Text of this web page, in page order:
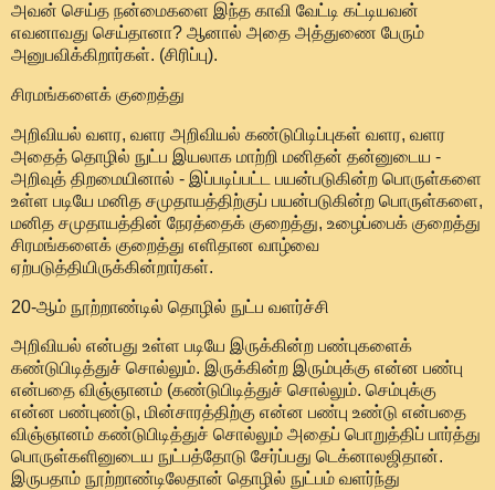
அவன் செய்த நன்மைகளை இந்த காவி வேட்டி கட்டியவன்
எவனாவது செய்தானா? ஆனால் அதை அத்துணை பேரும்
அனுபவிக்கிறார்கள். (சிரிப்பு).
சிரமங்களைக் குறைத்து
அறிவியல் வளர, வளர அறிவியல் கண்டுபிடிப்புகள் வளர, வளர
அதைத் தொழில் நுட்ப இயலாக மாற்றி மனிதன் தன்னுடைய -
அறிவுத் திறமையினால் - இப்படிப்பட்ட பயன்படுகின்ற பொருள்களை
உள்ள படியே மனித சமுதாயத்திற்குப் பயன்படுகின்ற பொருள்களை,
மனித சமுதாயத்தின் நேரத்தைக் குறைத்து, உழைப்பைக் குறைத்து
சிரமங்களைக் குறைத்து எளிதான வாழ்வை
ஏற்படுத்தியிருக்கின்றார்கள்.
20-ஆம் நூற்றாண்டில் தொழில் நுட்ப வளர்ச்சி
அறிவியல் என்பது உள்ள படியே இருக்கின்ற பண்புகளைக்
கண்டுபிடித்துச் சொல்லும். இருக்கின்ற இரும்புக்கு என்ன பண்பு
என்பதை விஞ்ஞானம் (கண்டுபிடித்துச் சொல்லும். செம்புக்கு
என்ன பண்புண்டு, மின்சாரத்திற்கு என்ன பண்பு உண்டு என்பதை
விஞ்ஞானம் கண்டுபிடித்துச் சொல்லும் அதைப் பொறுத்திப் பார்த்து
பொருள்களினுடைய நுட்பத்தோடு சேர்ப்பது டெக்னாலஜிதான்.
இருபதாம் நூற்றாண்டிலேதான் தொழில் நுட்பம் வளர்ந்து